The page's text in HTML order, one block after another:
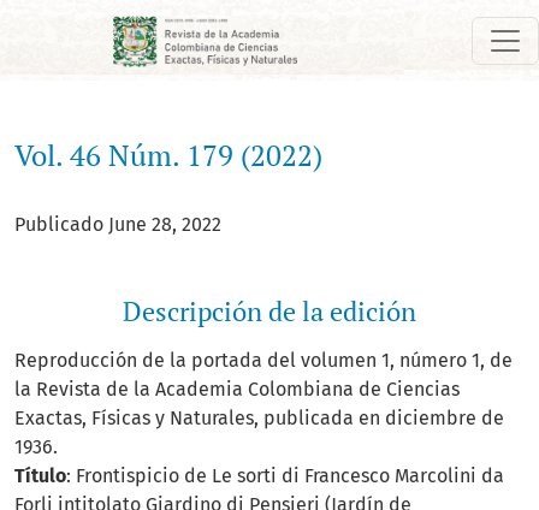
Vol. 46 Núm. 179 (2022)
Vol. 46 Núm. 179 (2022)
Publicado June 28, 2022
Descripción de la edición
Reproducción de la portada del volumen 1, número 1, de
la Revista de la Academia Colombiana de Ciencias
Exactas, Físicas y Naturales, publicada en diciembre de
1936.
Título: Frontispicio de Le sorti di Francesco Marcolini da
Forli intitolato Giardino di Pensieri (Jardín de